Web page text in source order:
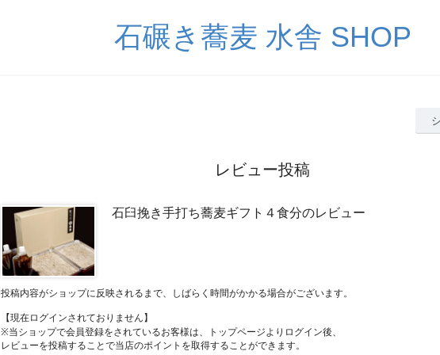
石碾き蕎麦 水舎 SHOP
レビュー投稿
石臼挽き手打ち蕎麦ギフト４食分のレビュー
投稿内容がショップに反映されるまで、しばらく時間がかかる場合がございます。
【現在ログインされておりません】
※当ショップで会員登録をされているお客様は、トップページよりログイン後、
レビューを投稿することで当店のポイントを取得することができます。